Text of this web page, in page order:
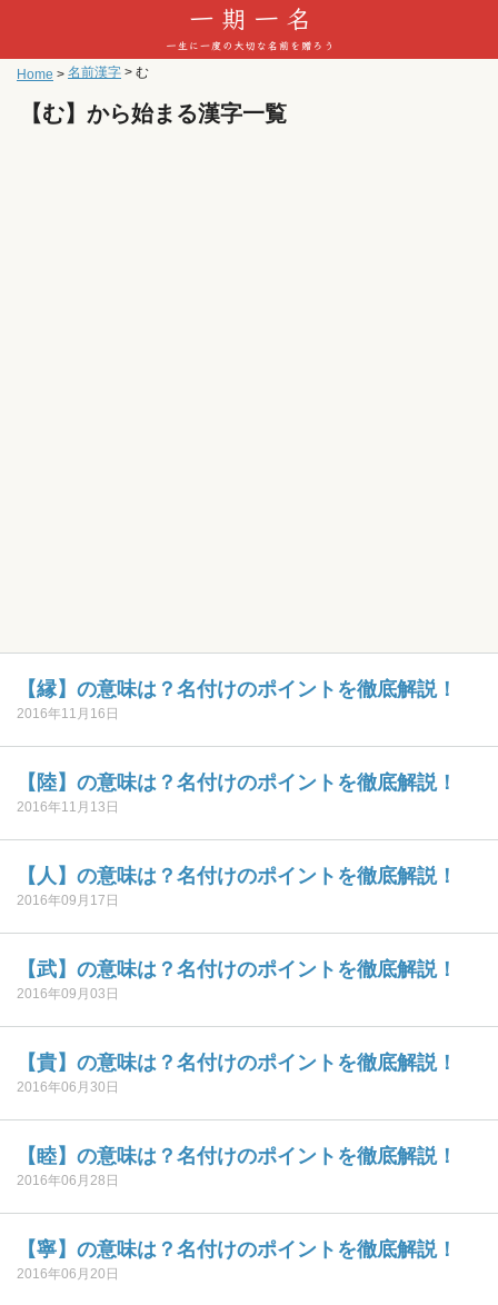
Home > 名前漢字 > む
【む】から始まる漢字一覧
【縁】の意味は？名付けのポイントを徹底解説！
2016年11月16日
【陸】の意味は？名付けのポイントを徹底解説！
2016年11月13日
【人】の意味は？名付けのポイントを徹底解説！
2016年09月17日
【武】の意味は？名付けのポイントを徹底解説！
2016年09月03日
【貴】の意味は？名付けのポイントを徹底解説！
2016年06月30日
【睦】の意味は？名付けのポイントを徹底解説！
2016年06月28日
【寧】の意味は？名付けのポイントを徹底解説！
2016年06月20日